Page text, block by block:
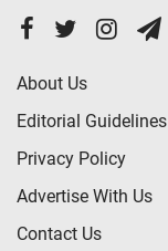
About Us
Editorial Guidelines
Privacy Policy
Advertise With Us
Contact Us